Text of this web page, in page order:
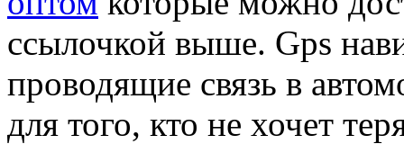
ссылочкой выше. Gps
проводящие связь в
для того, кто не хочет